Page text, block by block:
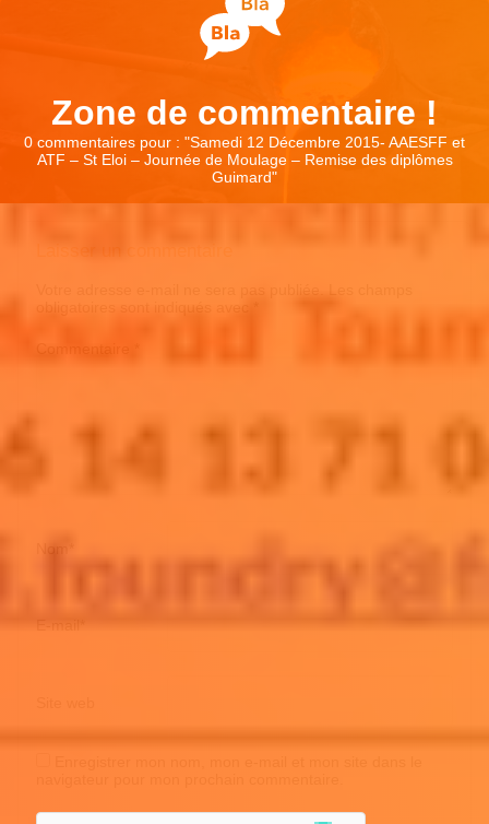
Zone de commentaire !
0 commentaires pour : "Samedi 12 Décembre 2015- AAESFF et
ATF – St Eloi – Journée de Moulage – Remise des diplômes
Guimard"
obligatoires sont indiqués avec
Nom
E-mail *